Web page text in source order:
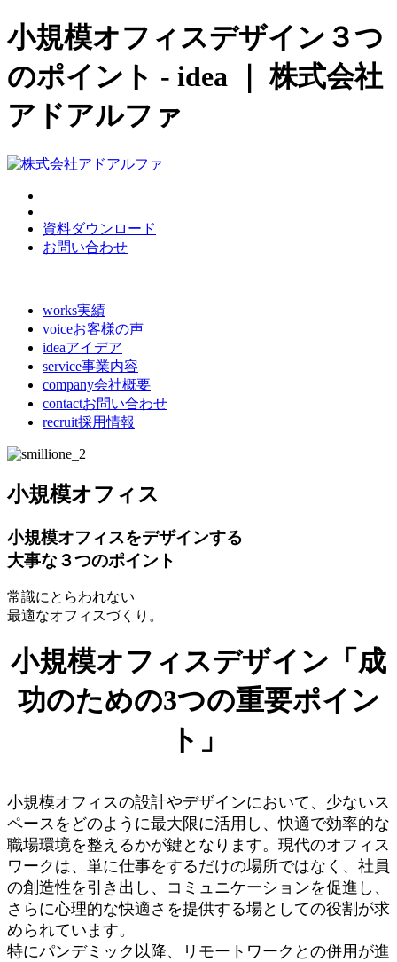
小規模オフィスデザイン３つ
のポイント - idea ｜ 株式会社
アドアルファ
資料ダウンロード
お問い合わせ
works実績
voiceお客様の声
ideaアイデア
service事業内容
company会社概要
contactお問い合わせ
recruit採用情報
小規模オフィス
小規模オフィスをデザインする
大事な３つのポイント
常識にとらわれない
最適なオフィスづくり。
小規模オフィスデザイン「成
功のための3つの重要ポイン
ト」
小規模オフィスの設計やデザインにおいて、少ないス
ペースをどのように最大限に活用し、快適で効率的な
職場環境を整えるかが鍵となります。現代のオフィス
ワークは、単に仕事をするだけの場所ではなく、社員
の創造性を引き出し、コミュニケーションを促進し、
さらに心理的な快適さを提供する場としての役割が求
められています。
特にパンデミック以降、リモートワークとの併用が進